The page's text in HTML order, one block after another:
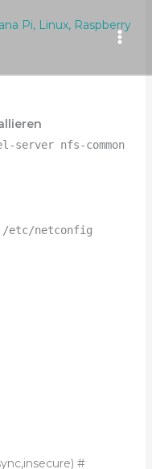
Pi, Linux, Raspberry
nfs-common
netconfig
#